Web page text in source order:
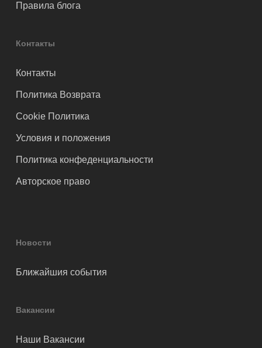
Правила блога
Контакты
Контакты
Политика Возврата
Cookie Политика
Условия и положения
Политика конфеденциальности
Авторское право
Новости
Ближайшия события
Вакансии
Наши Вакансии